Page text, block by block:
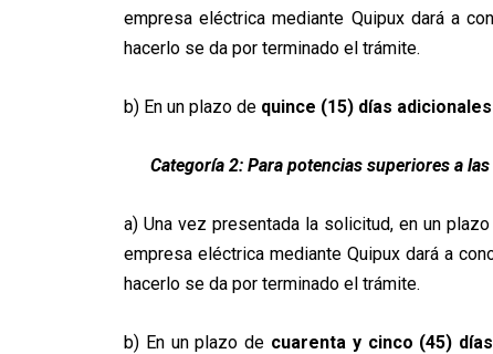
empresa eléctrica mediante Quipux dará a
hacerlo se da por terminado el trámite.
b) En un plazo de quince (15) días adicionales
Categoría 2: Para potencias superiores a
a) Una vez presentada la solicitud, en un
empresa eléctrica mediante Quipux dará a
hacerlo se da por terminado el trámite.
b) En un plazo de cuarenta y cinco (45)